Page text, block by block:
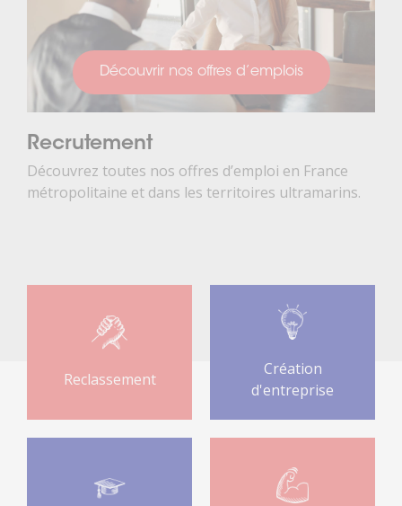
Découvrir nos offres d’emplois
Recrutement
Découvrez toutes nos offres d’emploi en France
métropolitaine et dans les territoires ultramarins.
Reclassement
Création
d'entreprise